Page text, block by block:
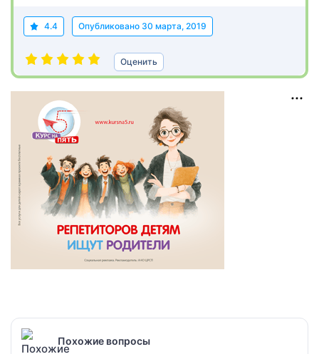
4.4 Опубликовано 30 марта, 2019
Оценить
Похожие вопросы